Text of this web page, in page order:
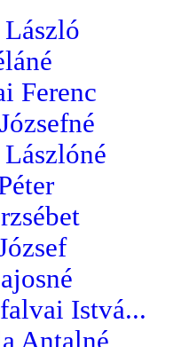
Ferenc
Istvá...
Antalné